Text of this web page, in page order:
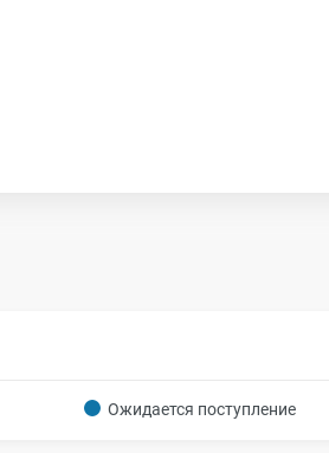
Ожидается поступление